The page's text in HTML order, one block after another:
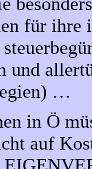
für
und
…
in Ö
auf